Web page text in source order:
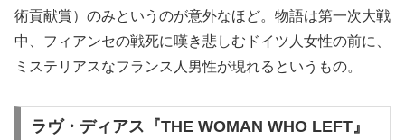
術貢献賞）のみというのが意外なほど。物語は第一次大戦
中、フィアンセの戦死に嘆き悲しむドイツ人女性の前に、
ミステリアスなフランス人男性が現れるというもの。
ラヴ・ディアス『THE WOMAN WHO LEFT』